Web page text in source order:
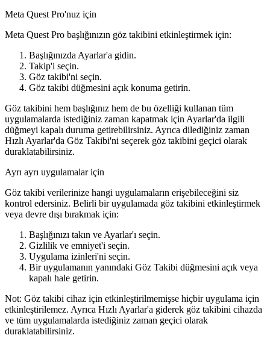
Meta Quest Pro'nuz için
Meta Quest Pro başlığınızın göz takibini etkinleştirmek için:
Başlığınızda Ayarlar'a gidin.
Takip'i seçin.
Göz takibi'ni seçin.
Göz takibi düğmesini açık konuma getirin.
Göz takibini hem başlığınız hem de bu özelliği kullanan tüm
uygulamalarda istediğiniz zaman kapatmak için Ayarlar'da ilgili
düğmeyi kapalı duruma getirebilirsiniz. Ayrıca dilediğiniz zaman
Hızlı Ayarlar'da Göz Takibi'ni seçerek göz takibini geçici olarak
duraklatabilirsiniz.
Ayrı ayrı uygulamalar için
Göz takibi verilerinize hangi uygulamaların erişebileceğini siz
kontrol edersiniz. Belirli bir uygulamada göz takibini etkinleştirmek
veya devre dışı bırakmak için:
Başlığınızı takın ve Ayarlar'ı seçin.
Gizlilik ve emniyet'i seçin.
Uygulama izinleri'ni seçin.
Bir uygulamanın yanındaki Göz Takibi düğmesini açık veya
kapalı hale getirin.
Not: Göz takibi cihaz için etkinleştirilmemişse hiçbir uygulama için
etkinleştirilemez. Ayrıca Hızlı Ayarlar'a giderek göz takibini cihazda
ve tüm uygulamalarda istediğiniz zaman geçici olarak
duraklatabilirsiniz.